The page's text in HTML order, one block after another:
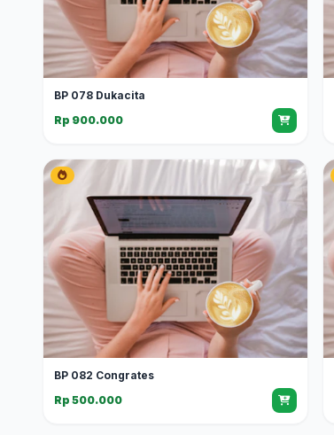
BP 078 Dukacita
Rp 900.000
BP 082 Congrates
Rp 500.000